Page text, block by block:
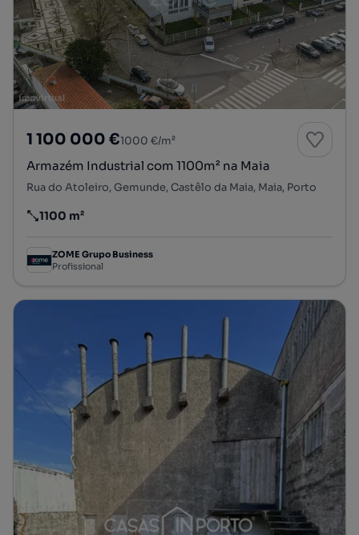
1 100 000 €1000 €/m²
Armazém Industrial com 1100m² na Maia
Rua do Atoleiro, Gemunde, Castêlo da Maia, Maia, Porto
Preço por metro quadrado
1100 m²
ZOME Grupo Business
Profissional